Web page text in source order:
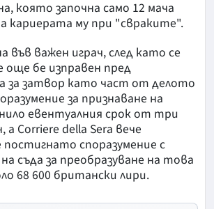
която започна само 12 мача
кариерата му при "свраките".
във важен играч, след като се
още бе изправен пред
за затвор като част от делото
за признаване на
евентуалния срок от три
а Corriere della Sera вече
споразумение с
съда за преобразуване на това
68 600 британски лири.